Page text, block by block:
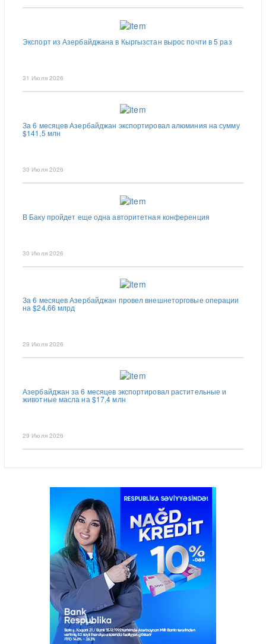
Экспорт из Азербайджана в Кыргызстан вырос почти в 5 раз
31 Июля 2026
За 6 месяцев Азербайджан экспортировал алюминия на сумму
$141,5 млн
30 Июля 2026
В Баку пройдет еще одна авторитетная конференция
30 Июля 2026
За 6 месяцев Азербайджан провел внешнеторговые операции
на $24,66 млрд
29 Июля 2026
Азербайджан за 6 месяцев экспортировал растительные и
животные масла на $17,4 млн
29 Июля 2026